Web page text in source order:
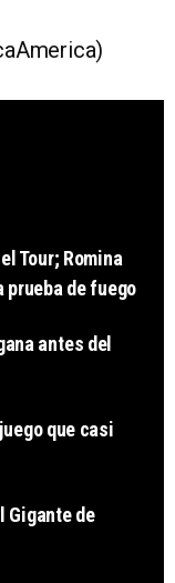
Tour; Romina
prueba de fuego
antes del
que casi
Gigante de